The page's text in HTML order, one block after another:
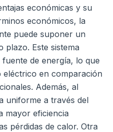
económicas y su
económicos, la
puede suponer un
plazo. Este sistema
de energía, lo que
en comparación
Además, al
uniforme a través del
mayor eficiencia
pérdidas de calor. Otra